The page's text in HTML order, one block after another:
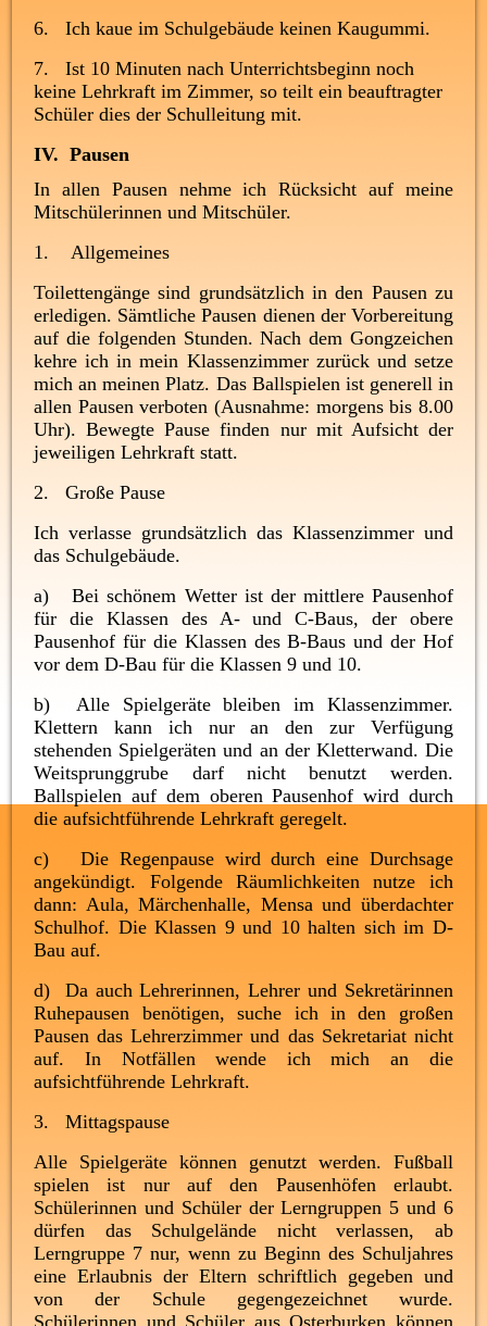
6. Ich kaue im Schulgebäude keinen Kaugummi.
7.Ist 10 Minuten nach Unterrichtsbeginn noch
keine Lehrkraft im Zimmer, so teilt ein beauftragter
Schüler dies der Schulleitung mit.
IV. Pausen
In allen Pausen nehme ich Rücksicht auf meine
Mitschülerinnen und Mitschüler.
1. Allgemeines
Toilettengänge sind grundsätzlich in den Pausen zu
erledigen. Sämtliche Pausen dienen der Vorbereitung
auf die folgenden Stunden. Nach dem Gongzeichen
kehre ich in mein Klassenzimmer zurück und setze
mich an meinen Platz. Das Ballspielen ist generell in
allen Pausen verboten (Ausnahme: morgens bis 8.00
Uhr). Bewegte Pause finden nur mit Aufsicht der
jeweiligen Lehrkraft statt.
2. Große Pause
Ich verlasse grundsätzlich das Klassenzimmer und
das Schulgebäude.
a) Bei schönem Wetter ist der mittlere Pausenhof
für die Klassen des A- und C-Baus, der obere
Pausenhof für die Klassen des B-Baus und der Hof
vor dem D-Bau für die Klassen 9 und 10.
b) Alle Spielgeräte bleiben im Klassenzimmer.
Klettern kann ich nur an den zur Verfügung
stehenden Spielgeräten und an der Kletterwand. Die
Weitsprunggrube darf nicht benutzt werden.
Ballspielen auf dem oberen Pausenhof wird durch
die aufsichtführende Lehrkraft geregelt.
c) Die Regenpause wird durch eine Durchsage
angekündigt. Folgende Räumlichkeiten nutze ich
dann: Aula, Märchenhalle, Mensa und überdachter
Schulhof. Die Klassen 9 und 10 halten sich im D-
Bau auf.
d) Da auch Lehrerinnen, Lehrer und Sekretärinnen
Ruhepausen benötigen, suche ich in den großen
Pausen das Lehrerzimmer und das Sekretariat nicht
auf. In Notfällen wende ich mich an die
aufsichtführende Lehrkraft.
3. Mittagspause
Alle Spielgeräte können genutzt werden. Fußball
spielen ist nur auf den Pausenhöfen erlaubt.
Schülerinnen und Schüler der Lerngruppen 5 und 6
dürfen das Schulgelände nicht verlassen, ab
Lerngruppe 7 nur, wenn zu Beginn des Schuljahres
eine Erlaubnis der Eltern schriftlich gegeben und
von der Schule gegengezeichnet wurde.
Schülerinnen und Schüler aus Osterburken können